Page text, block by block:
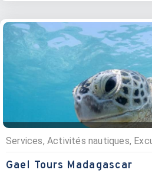
Gael Tours Madagascar